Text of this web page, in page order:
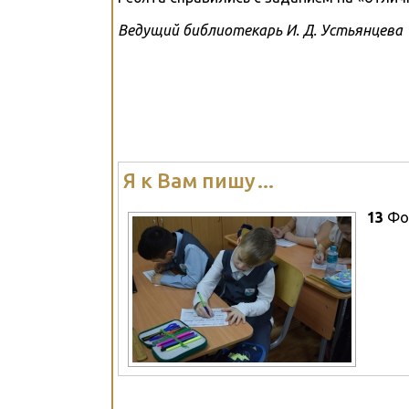
Ведущий библиотекарь И. Д. Устьянцева
Я к Вам пишу…
13